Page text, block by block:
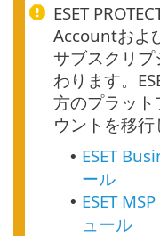
ESET
Accountおよ
サブスクリ
わります。
方のプラット
ウントを移行
• ESET
ール
• ESET
ュール